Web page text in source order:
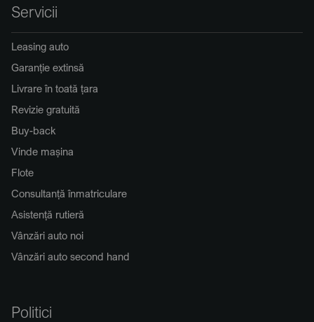
Servicii
Leasing auto
Garanție extinsă
Livrare în toată țara
Revizie gratuită
Buy-back
Vinde mașina
Flote
Consultanță înmatriculare
Asistență rutieră
Vânzări auto noi
Vânzări auto second hand
Politici